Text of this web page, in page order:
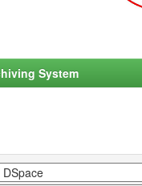
System